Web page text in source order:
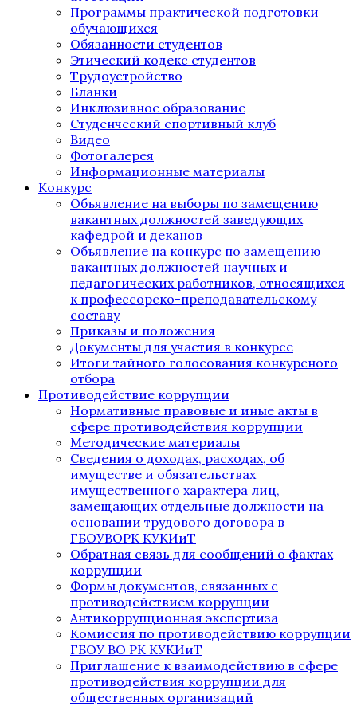
Программы практической подготовки
обучающихся
Обязанности студентов
Этический кодекс студентов
Трудоустройство
Бланки
Инклюзивное образование
Студенческий спортивный клуб
Видео
Фотогалерея
Информационные материалы
Конкурс
Объявление на выборы по замещению
вакантных должностей заведующих
кафедрой и деканов
Объявление на конкурс по замещению
вакантных должностей научных и
педагогических работников, относящихся
к профессорско-преподавательскому
составу
Приказы и положения
Документы для участия в конкурсе
Итоги тайного голосования конкурсного
отбора
Противодействие коррупции
Нормативные правовые и иные акты в
сфере противодействия коррупции
Методические материалы
Сведения о доходах, расходах, об
имуществе и обязательствах
имущественного характера лиц,
замещающих отдельные должности на
основании трудового договора в
ГБОУВОРК КУКИиТ
Обратная связь для сообщений о фактах
коррупции
Формы документов, связанных с
противодействием коррупции
Антикоррупционная экспертиза
Комиссия по противодействию коррупции
ГБОУ ВО РК КУКИиТ
Приглашение к взаимодействию в сфере
противодействия коррупции для
общественных организаций